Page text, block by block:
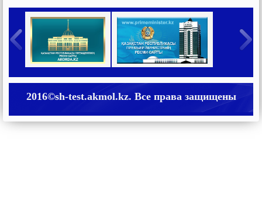
2016©sh-test.akmol.kz. Все права защищены